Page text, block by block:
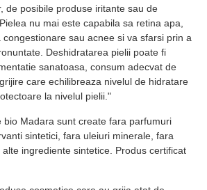
de posibile produse iritante sau de
nu mai este capabila sa retina apa,
sau acnee si va sfarsi prin a
Deshidratarea pielii poate fi
sanatoasa, consum adecvat de
care echilibreaza nivelul de hidratare
la nivelul pielii."
bio Madara sunt create fara parfumuri
sintetici, fara uleiuri minerale, fara
ingrediente sintetice. Produs certificat